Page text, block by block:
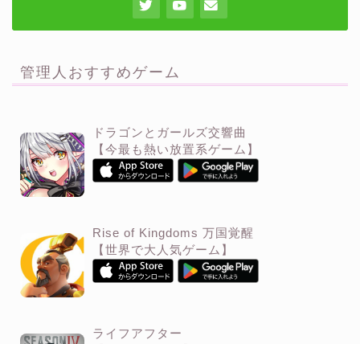
管理人おすすめゲーム
ドラゴンとガールズ交響曲
【今最も熱い放置系ゲーム】
Rise of Kingdoms 万国覚醒
【世界で大人気ゲーム】
ライフアフター